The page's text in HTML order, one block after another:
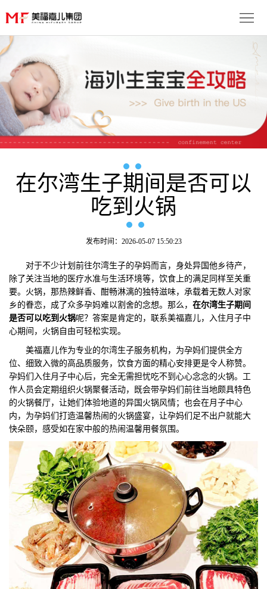
子
优
势
服
务
流
月
子
成
在尔湾生子期间是否可以
吃到火锅
发布时间：2026-05-07 15:50:23
对于不少计划前往尔湾生子的孕妈而言，身处异国他乡待产，
除了关注当地的医疗水准与生活环境等，饮食上的满足同样至关重
要。火锅，那热辣鲜香、酣畅淋漓的独特滋味，承载着无数人对家
乡的眷恋，成了众多孕妈难以割舍的念想。那么， 在尔湾生子期间
是否可以吃到火锅呢？答案是肯定的，联系美福嘉儿，入住月子中
心期间，火锅自由可轻松实现。
美福嘉儿作为专业的尔湾生子服务机构，为孕妈们提供全方
位、细致入微的高品质服务，饮食方面的精心安排更是令人称赞。
孕妈们入住月子中心后，完全无需担忧吃不到心心念念的火锅。工
作人员会定期组织火锅聚餐活动，既会带孕妈们前往当地颇具特色
的火锅餐厅，让她们体验地道的异国火锅风情；也会在月子中心
内，为孕妈们打造温馨热闹的火锅盛宴，让孕妈们足不出户就能大
快朵颐，感受如在家中般的热闹温馨用餐氛围。